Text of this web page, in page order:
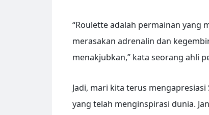
“Roulette adalah permainan yang
merasakan adrenalin dan
menakjubkan,” kata seorang ahli
Jadi, mari kita terus
yang telah menginspirasi dunia.